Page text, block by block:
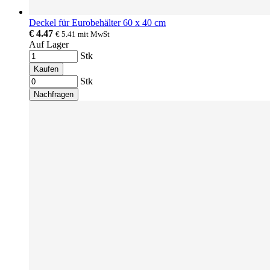
Deckel für Eurobehälter 60 x 40 cm
€ 4.47 € 5.41 mit MwSt
Auf Lager
Stk
Kaufen
Stk
Nachfragen